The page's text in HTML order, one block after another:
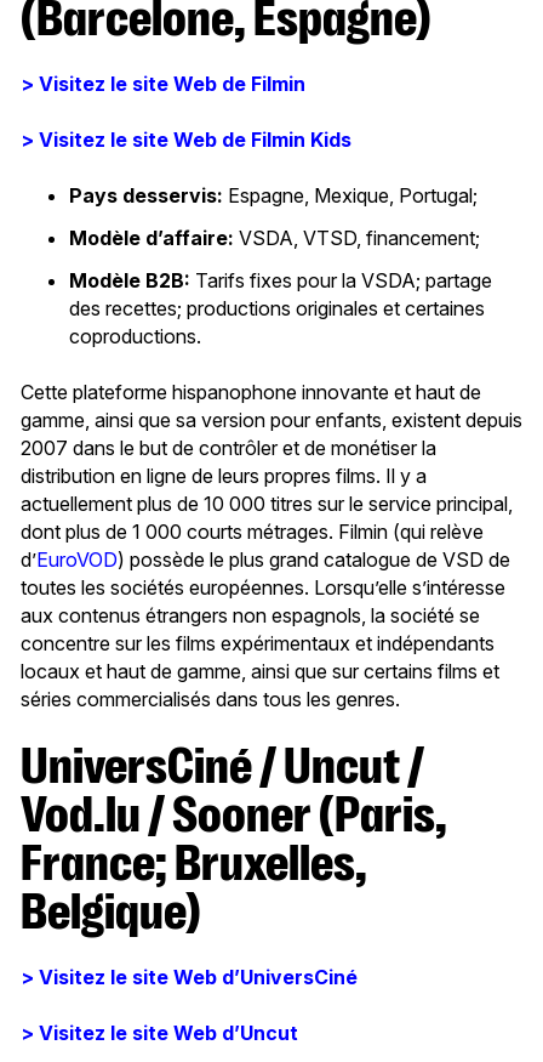
(Barcelone, Espagne)
> Visitez le site Web de Filmin
> Visitez le site Web de Filmin Kids
Pays desservis: Espagne, Mexique, Portugal;
Modèle d’affaire: VSDA, VTSD, financement;
Modèle B2B: Tarifs fixes pour la VSDA; partage
des recettes; productions originales et certaines
coproductions.
Cette plateforme hispanophone innovante et haut de
gamme, ainsi que sa version pour enfants, existent depuis
2007 dans le but de contrôler et de monétiser la
distribution en ligne de leurs propres films. Il y a
actuellement plus de 10 000 titres sur le service principal,
dont plus de 1 000 courts métrages. Filmin (qui relève
d’EuroVOD) possède le plus grand catalogue de VSD de
toutes les sociétés européennes. Lorsqu’elle s’intéresse
aux contenus étrangers non espagnols, la société se
concentre sur les films expérimentaux et indépendants
locaux et haut de gamme, ainsi que sur certains films et
séries commercialisés dans tous les genres.
UniversCiné / Uncut /
Vod.lu / Sooner (Paris,
France; Bruxelles,
Belgique)
> Visitez le site Web d’UniversCiné
> Visitez le site Web d’Uncut